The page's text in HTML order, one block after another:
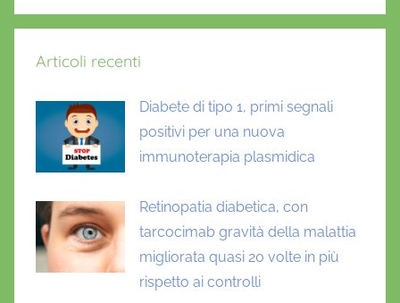
Articoli recenti
Diabete di tipo 1, primi segnali
positivi per una nuova
immunoterapia plasmidica
Retinopatia diabetica, con
tarcocimab gravità della malattia
migliorata quasi 20 volte in più
rispetto ai controlli